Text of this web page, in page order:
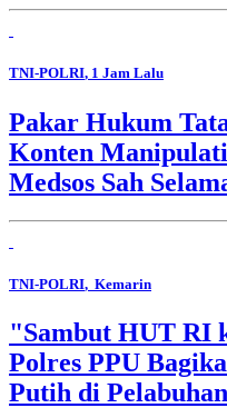
TNI-POLRI, 1 Jam Lalu
Pakar Hukum
Konten
Medsos Sah
TNI-POLRI, Kemarin
"Sambut HUT RI
Polres PPU
Putih di